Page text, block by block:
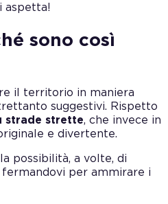
aspetta!
sono così
il territorio in maniera
suggestivi. Rispetto
strade strette, che invece in
e divertente.
possibilità, a volte, di
per ammirare i